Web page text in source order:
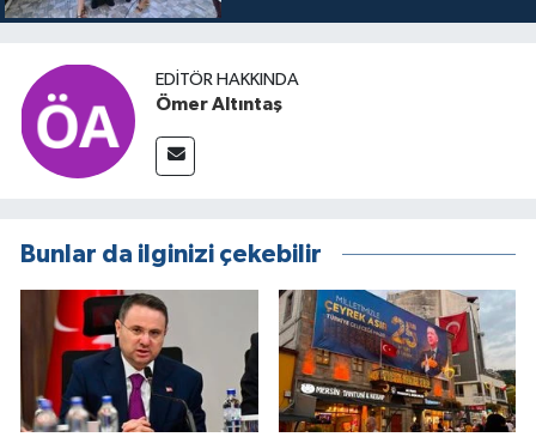
buluşuyo
EDITÖR HAKKINDA
Ömer Altıntaş
Bunlar da ilginizi çekebilir